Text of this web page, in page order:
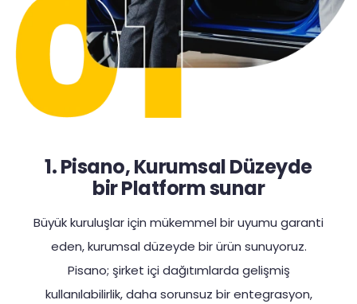
1. Pisano, Kurumsal Düzeyde
bir Platform sunar
Büyük kuruluşlar için mükemmel bir uyumu garanti
eden, kurumsal düzeyde bir ürün sunuyoruz.
Pisano; şirket içi dağıtımlarda gelişmiş
kullanılabilirlik, daha sorunsuz bir entegrasyon,